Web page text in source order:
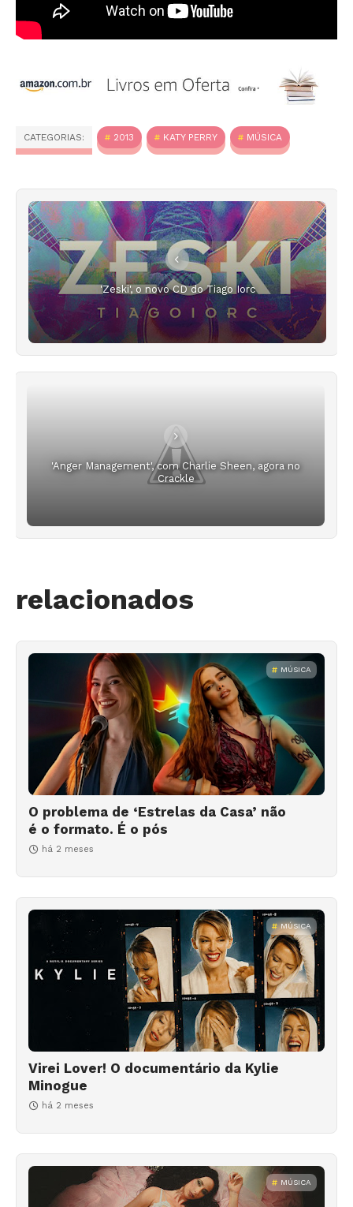
CATEGORIAS: 2013 KATY PERRY MÚSICA
'Zeski', o novo CD do Tiago Iorc
'Anger Management', com Charlie Sheen, agora no
Crackle
relacionados
MÚSICA
O problema de ‘Estrelas da Casa’ não
é o formato. É o pós
há 2 meses
MÚSICA
Virei Lover! O documentário da Kylie
Minogue
há 2 meses
MÚSICA